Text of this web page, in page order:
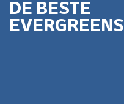
DE BESTE
EVERGREENS